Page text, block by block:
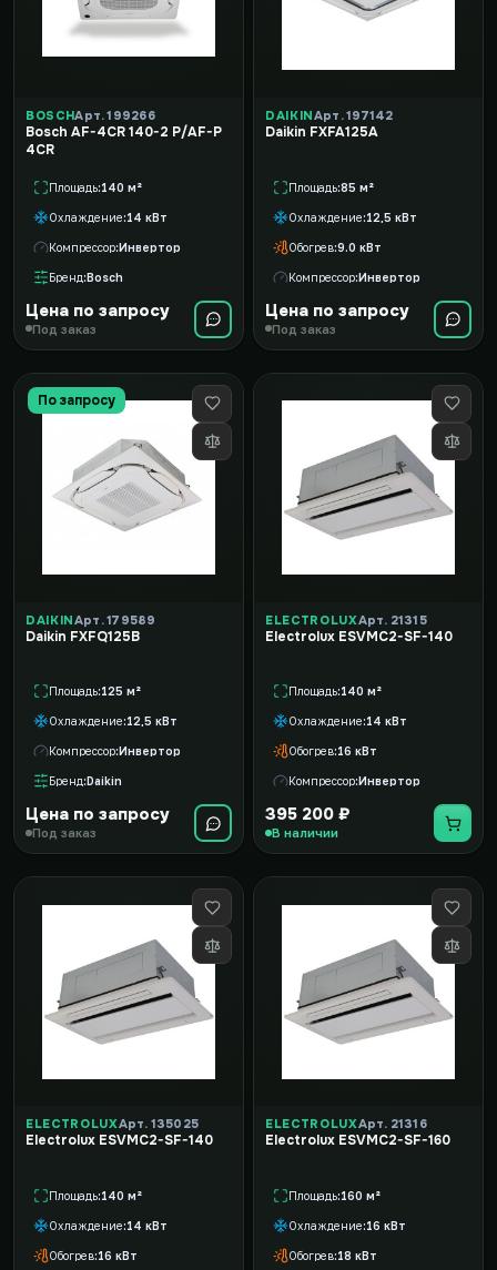
BOSCHАрт. 199266
Bosch AF-4CR 140-2 P/AF-P
4CR
Площадь 140 м²
Охлаждение 14 кВт
Компрессор Инвертор
Бренд Bosch
Цена по запросу
Под заказ
DAIKINАрт. 197142
Daikin FXFA125A
Площадь 85 м²
Охлаждение 12,5 кВт
Обогрев 9.0 кВт
Компрессор Инвертор
Цена по запросу
Под заказ
По запросу
DAIKINАрт. 179589
Daikin FXFQ125B
Площадь 125 м²
Охлаждение 12,5 кВт
Компрессор Инвертор
Бренд Daikin
Цена по запросу
Под заказ
ELECTROLUXАрт. 21315
Electrolux ESVMC2-SF-140
Площадь 140 м²
Охлаждение 14 кВт
Обогрев 16 кВт
Компрессор Инвертор
395 200 ₽
В наличии
ELECTROLUXАрт. 135025
Electrolux ESVMC2-SF-140
Площадь 140 м²
Охлаждение 14 кВт
Обогрев 16 кВт
ELECTROLUXАрт. 21316
Electrolux ESVMC2-SF-160
Площадь 160 м²
Охлаждение 16 кВт
Обогрев 18 кВт